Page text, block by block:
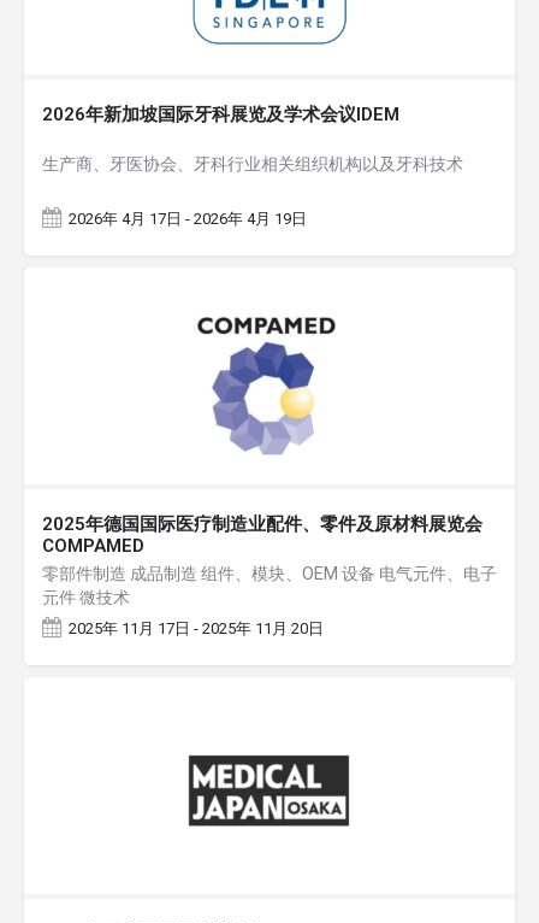
2026年新加坡国际牙科展览及学术会议IDEM
生产商、牙医协会、牙科行业相关组织机构以及牙科技术
2026年 4月 17日 - 2026年 4月 19日
2025年德国国际医疗制造业配件、零件及原材料展览会
COMPAMED
零部件制造 成品制造 组件、模块、OEM 设备 电气元件、电子
元件 微技术
2025年 11月 17日 - 2025年 11月 20日